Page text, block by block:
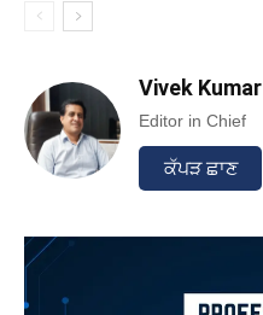
Vivek Kumar
Editor in Chief
ਕੱਪੜ ਛਾਣ